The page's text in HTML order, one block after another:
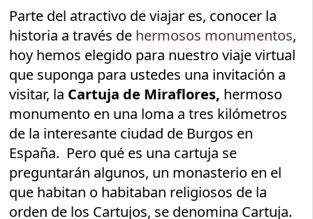
Parte del atractivo de viajar es, conocer la
historia a través de hermosos monumentos,
hoy hemos elegido para nuestro viaje virtual
que suponga para ustedes una invitación a
visitar, la Cartuja de Miraflores, hermoso
monumento en una loma a tres kilómetros
de la interesante ciudad de Burgos en
España. Pero qué es una cartuja se
preguntarán algunos, un monasterio en el
que habitan o habitaban religiosos de la
orden de los Cartujos, se denomina Cartuja.